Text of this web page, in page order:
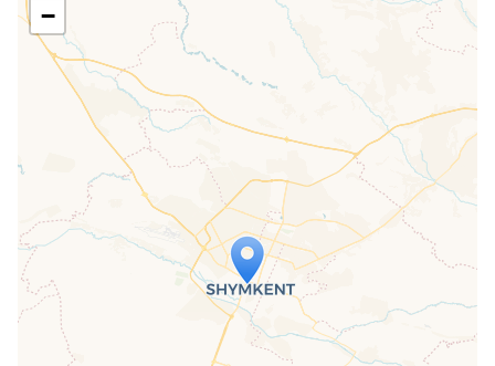
Travelers' Map is loading...
If you see this after your page is
loaded completely, leafletJS files are
missing.
−